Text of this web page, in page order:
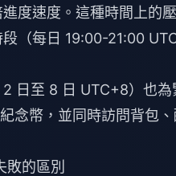
度速度。這種時間上的
段（每日 19:00-21:00
日至 8 日 UTC+8）也
念幣，並同時訪問背包
敗的區別